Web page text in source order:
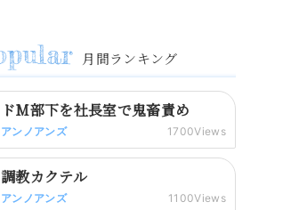
月間ランキング
ドM部下を社長室で鬼畜責め
アンノアンズ 1700Views
調教カクテル
アンノアンズ 1100Views